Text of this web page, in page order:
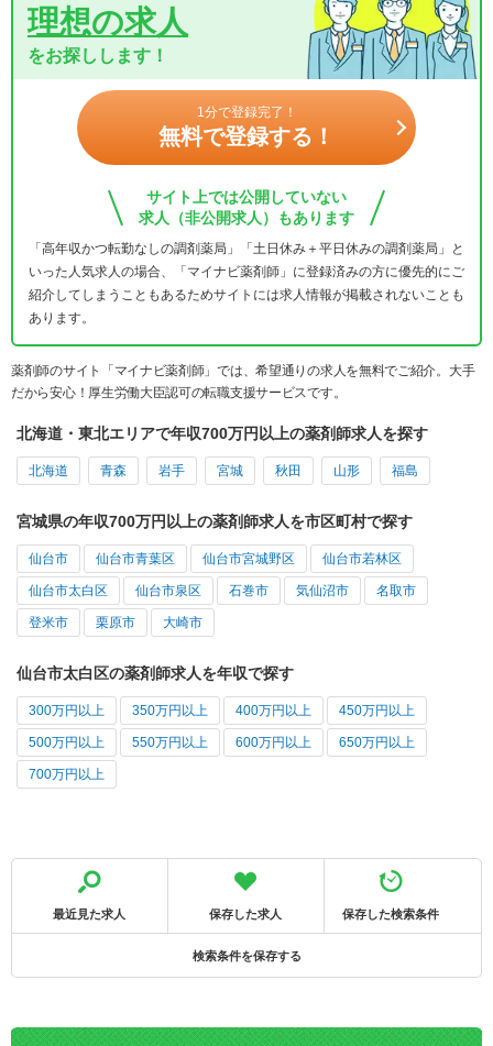
理想の求人
をお探しします！
1分で登録完了！
無料で登録する！
サイト上では公開していない
求人（非公開求人）もあります
「高年収かつ転勤なしの調剤薬局」「土日休み＋平日休みの調剤薬局」と
いった人気求人の場合、「マイナビ薬剤師」に登録済みの方に優先的にご
紹介してしまうこともあるためサイトには求人情報が掲載されないことも
あります。
薬剤師のサイト「マイナビ薬剤師」では、希望通りの求人を無料でご紹介。大手
だから安心！厚生労働大臣認可の転職支援サービスです。
北海道・東北エリアで年収700万円以上の薬剤師求人を探す
北海道 青森 岩手 宮城 秋田 山形 福島
宮城県の年収700万円以上の薬剤師求人を市区町村で探す
仙台市 仙台市青葉区 仙台市宮城野区 仙台市若林区
仙台市太白区 仙台市泉区 石巻市 気仙沼市 名取市
登米市 栗原市 大崎市
仙台市太白区の薬剤師求人を年収で探す
300万円以上 350万円以上 400万円以上 450万円以上
500万円以上 550万円以上 600万円以上 650万円以上
700万円以上
最近見た求人 保存した求人 保存した検索条件
検索条件を保存する